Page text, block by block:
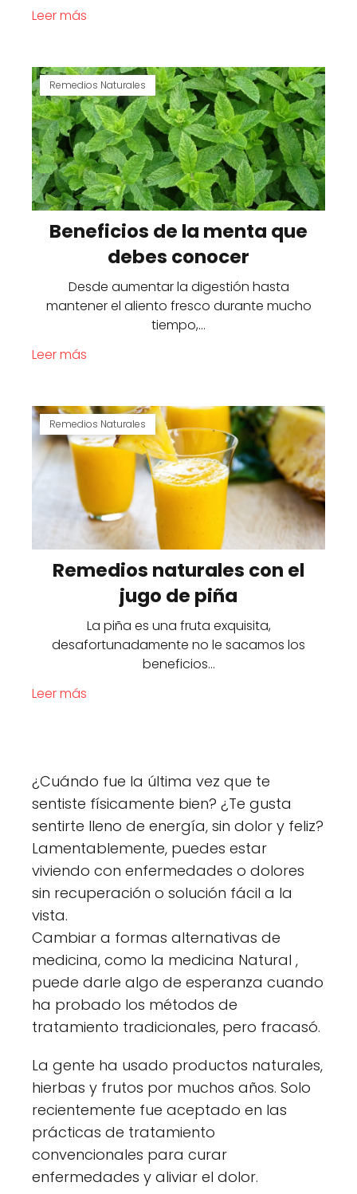
Leer más
Remedios Naturales
Beneficios de la menta que
debes conocer
Desde aumentar la digestión hasta
mantener el aliento fresco durante mucho
tiempo,…
Leer más
Remedios Naturales
Remedios naturales con el
jugo de piña
La piña es una fruta exquisita,
desafortunadamente no le sacamos los
beneficios…
Leer más
¿Cuándo fue la última vez que te
sentiste físicamente bien? ¿Te gusta
sentirte lleno de energía, sin dolor y feliz?
Lamentablemente, puedes estar
viviendo con enfermedades o dolores
sin recuperación o solución fácil a la
vista.
Cambiar a formas alternativas de
medicina, como la medicina Natural ,
puede darle algo de esperanza cuando
ha probado los métodos de
tratamiento tradicionales, pero fracasó.
La gente ha usado productos naturales,
hierbas y frutos por muchos años. Solo
recientemente fue aceptado en las
prácticas de tratamiento
convencionales para curar
enfermedades y aliviar el dolor.